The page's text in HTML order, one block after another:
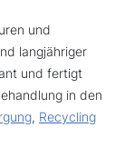
und
langjähriger
und fertigt
in den
, Recycling